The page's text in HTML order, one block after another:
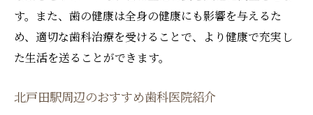
す。また、歯の健康は全身の健康にも影響を与えるた
め、適切な歯科治療を受けることで、より健康で充実し
た生活を送ることができます。
北戸田駅周辺のおすすめ歯科医院紹介